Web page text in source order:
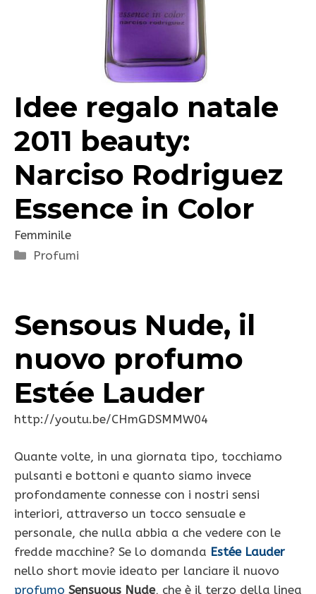
Idee regalo natale
2011 beauty:
Narciso Rodriguez
Essence in Color
Femminile
Categorie
Profumi
Sensous Nude, il
nuovo profumo
Estée Lauder
http://youtu.be/CHmGDSMMW04
Quante volte, in una giornata tipo, tocchiamo
pulsanti e bottoni e quanto siamo invece
profondamente connesse con i nostri sensi
interiori, attraverso un tocco sensuale e
personale, che nulla abbia a che vedere con le
fredde macchine? Se lo domanda Estée Lauder
nello short movie ideato per lanciare il nuovo
profumo Sensuous Nude, che è il terzo della linea